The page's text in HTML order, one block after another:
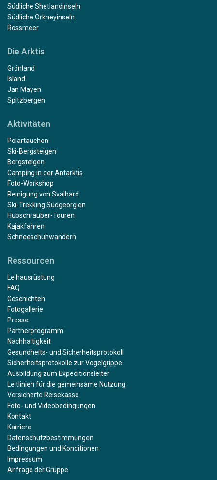
Südliche Shetlandinseln
Südliche Orkneyinseln
Rossmeer
Die Arktis
Grönland
Island
Jan Mayen
Spitzbergen
Aktivitäten
Polartauchen
Ski-Bergsteigen
Bergsteigen
Camping in der Antarktis
Foto-Workshop
Reinigung von Svalbard
Ski-Trekking Südgeorgien
Hubschrauber-Touren
Kajakfahren
Schneeschuhwandern
Ressourcen
Leihausrüstung
FAQ
Geschichten
Fotogallerie
Presse
Partnerprogramm
Nachhaltigkeit
Gesundheits- und Sicherheitsprotokoll
Sicherheitsprotokolle zur Vogelgrippe
Ausbildung zum Expeditionsleiter
Leitlinien für die gemeinsame Nutzung
Versicherte Reisekasse
Foto- und Videobedingungen
Kontakt
Karriere
Datenschutzbestimmungen
Bedingungen und Konditionen
Impressum
Anfrage der Gruppe